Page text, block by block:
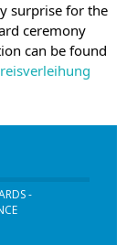
surprise for the
ceremony
can be found
-